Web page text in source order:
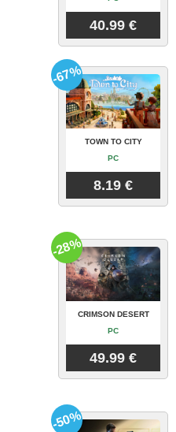
40.99 €
TOWN TO CITY
PC
8.19 €
-67%
CRIMSON DESERT
PC
49.99 €
-28%
-50%